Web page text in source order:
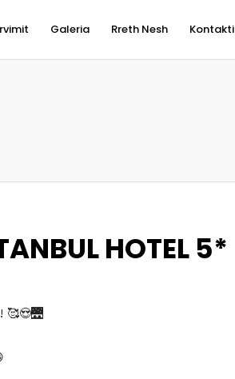
Galeria Rreth Nesh Kontakti
HOTEL 5*